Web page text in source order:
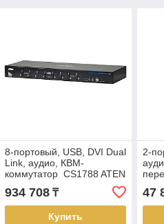
8-портовый, USB, DVI Dual
Link, аудио, КВМ-
коммутатор CS1788 ATEN
934 708₸
Купить
2-
47